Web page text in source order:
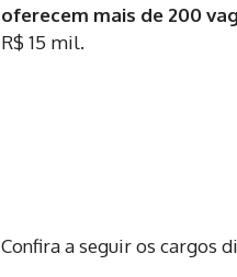
oferecem mais de 200
R$ 15 mil.
Confira a seguir os cargos